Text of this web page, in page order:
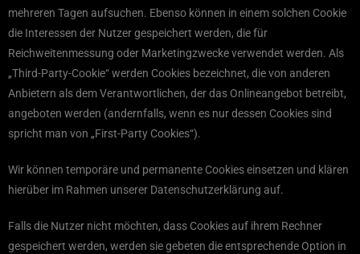
mehreren Tagen aufsuchen. Ebenso können in einem solchen Cookie
die Interessen der Nutzer gespeichert werden, die für
Reichweitenmessung oder Marketingzwecke verwendet werden. Als
„Third-Party-Cookie“ werden Cookies bezeichnet, die von anderen
Anbietern als dem Verantwortlichen, der das Onlineangebot betreibt,
angeboten werden (andernfalls, wenn es nur dessen Cookies sind
spricht man von „First-Party Cookies“).
Wir können temporäre und permanente Cookies einsetzen und klären
hierüber im Rahmen unserer Datenschutzerklärung auf.
Falls die Nutzer nicht möchten, dass Cookies auf ihrem Rechner
gespeichert werden, werden sie gebeten die entsprechende Option in